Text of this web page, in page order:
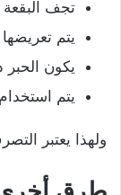
تجف البقعة
يتم
يكون الحبر
يتم
ولهذا يعتبر